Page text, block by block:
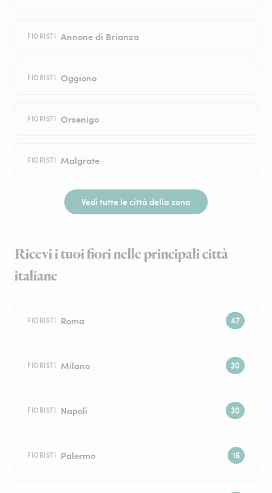
FIORISTI Annone di Brianza
FIORISTI Oggiono
FIORISTI Orsenigo
FIORISTI Malgrate
Vedi tutte le città della zona
Ricevi i tuoi fiori nelle principali città
italiane
FIORISTI Roma
FIORISTI Milano
FIORISTI Napoli
FIORISTI Palermo